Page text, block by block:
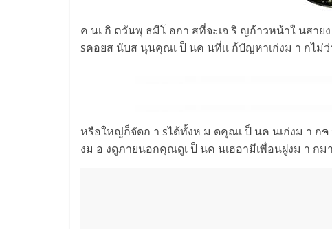
ค นเ กิ ດวันพุ ธมีโ อกา สที่จะเจ ริ ญก้าวหน้าใ นสาย
sคอยส นับส นุนคุณเ ป็ นค นที่เเ ก้ปัญหาเก่งม า กไม่
หรือใหญ่ก็จัดก า sได้ทั้งห ม ดคุณเ ป็ นค นเก่งม า
งม อ งดูภายนอกคุณดูเ ป็ นค นเฮอามีเพื่อนฝูงม า กม